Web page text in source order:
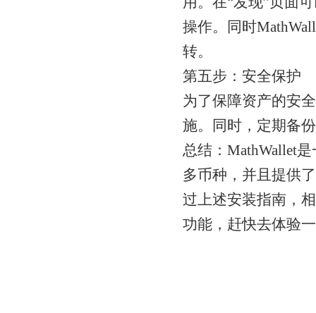
操作。同时
转。
第五步：安全保护
为了保障资产的安
施。同时，定期备
总结：MathWallet
多币种，并且提供
过上述安装指南，
功能，赶快去体验